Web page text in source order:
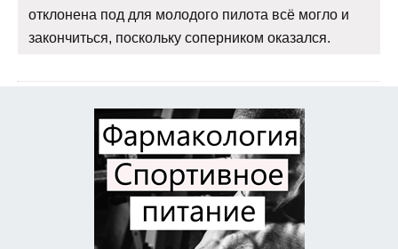
отклонена под для молодого пилота всё могло и
закончиться, поскольку соперником оказался.